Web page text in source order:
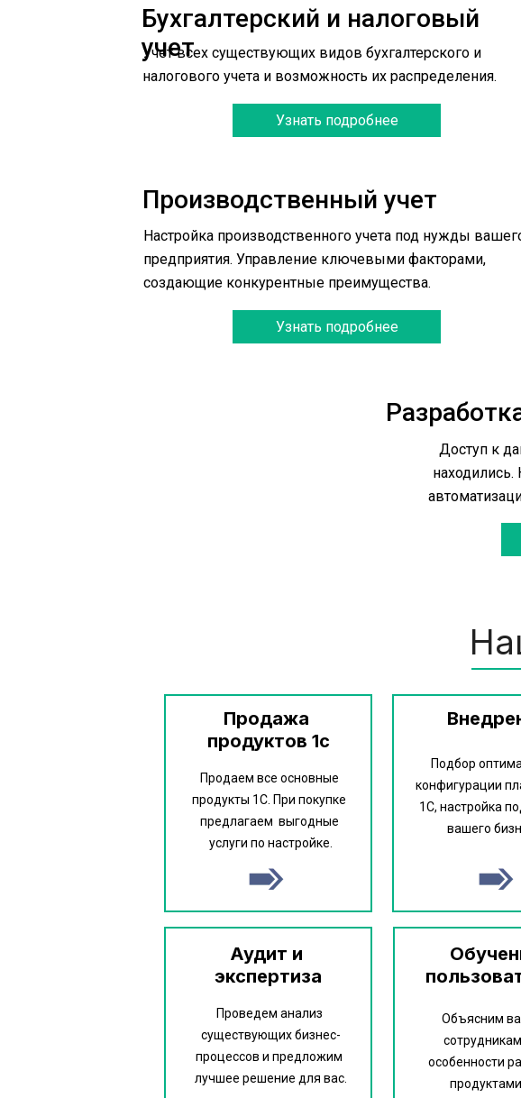
Бухгалтерский и налоговый
учет
Учет всех существующих видов бухгалтерского и
налогового учета и возможность их распределения.
Производственный учет
Настройка производственного учета под нужды
предприятия. Управление ключевыми факторами,
создающие конкурентные преимущества.
Узнать подробнее
Узнать подробнее
Доступ к
Продажа
продуктов 1с
Продаем все основные
продукты 1С. При покупке
предлагаем  выгодные
услуги по настройке.
Аудит и
экспертиза
Подбор
конфигурации
1С, настройка
вашего
Проведем анализ
существующих бизнес-
процессов и предложим
лучшее решение для вас.
Объясним
особенности